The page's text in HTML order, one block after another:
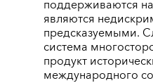
поддерживаются
являются
предсказуемыми.
система
продукт
международного